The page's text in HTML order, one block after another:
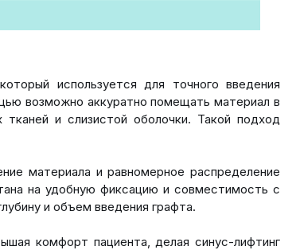
используется для точного введения
возможно аккуратно помещать материал в
и слизистой оболочки. Такой подход
материала и равномерное распределение
на удобную фиксацию и совместимость с
и объем введения графта.
комфорт пациента, делая синус-лифтинг